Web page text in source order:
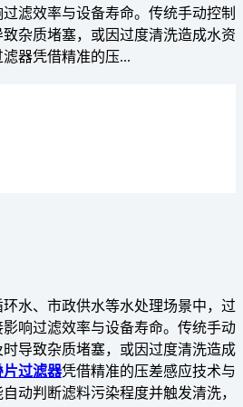
滤效率与设备寿命。传统手动控制
杂质堵塞，或因过度清洗造成水资
器凭借精准的压...
水、市政供水等水处理场景中，过
响过滤效率与设备寿命。传统手动
导致杂质堵塞，或因过度清洗造成
片过滤器凭借精准的压差感应技术与
动判断滤料污染程度并触发清洗，